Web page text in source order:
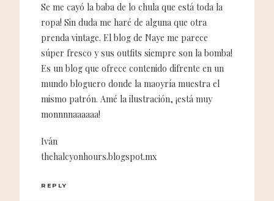
Se me cayó la baba de lo chula que está toda la
ropa! Sin duda me haré de alguna que otra
prenda vintage. El blog de Naye me parece
súper fresco y sus outfits siempre son la bomba!
Es un blog que ofrece contenido difrente en un
mundo bloguero donde la maoyría muestra el
mismo patrón. Amé la ilustración, ¡está muy
monnnnaaaaaa!
Iván
thehalcyonhours.blogspot.mx
REPLY